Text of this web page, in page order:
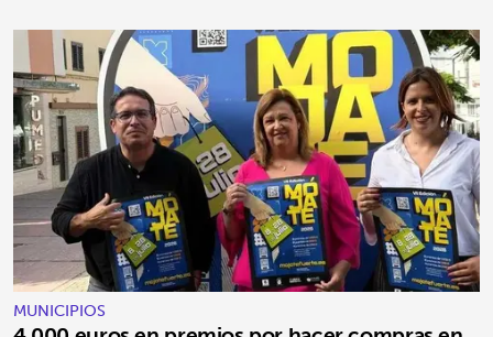
MUNICIPIOS